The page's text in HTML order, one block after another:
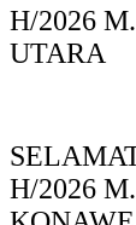
H/2026
UTARA
H/2026